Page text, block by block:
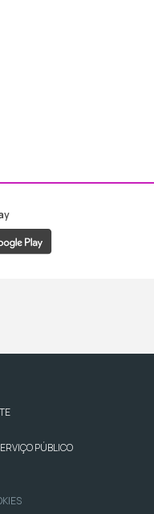
PÚBLICO